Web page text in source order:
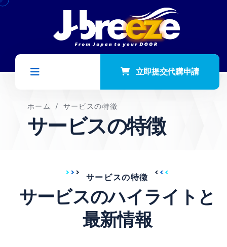
立即提交代購申請
ホーム / サービスの特徴
サービスの特徴
サービスの特徴
サービスのハイライトと
最新情報